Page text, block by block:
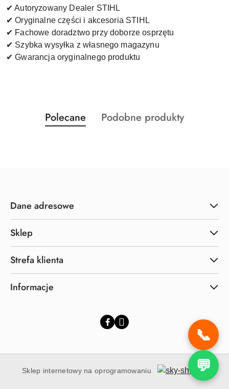
📞
💬
✔ Autoryzowany Dealer STIHL
✔ Oryginalne części i akcesoria STIHL
✔ Fachowe doradztwo przy doborze osprzętu
✔ Szybka wysyłka z własnego magazynu
✔ Gwarancja oryginalnego produktu
Pomiń karuzelę produktów
Produkty
o
Polecane
Produkty
Podobne produkty
Dane adresowe
Sklep
Strefa klienta
Informacje
Sklep internetowy na oprogramowaniu